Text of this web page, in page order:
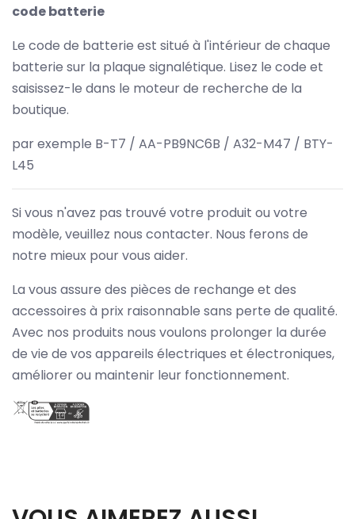
code batterie
Le code de batterie est situé à l'intérieur de chaque
batterie sur la plaque signalétique. Lisez le code et
saisissez-le dans le moteur de recherche de la
boutique.
par exemple B-T7 / AA-PB9NC6B / A32-M47 / BTY-
L45
Si vous n'avez pas trouvé votre produit ou votre
modèle, veuillez nous contacter. Nous ferons de
notre mieux pour vous aider.
La vous assure des pièces de rechange et des
accessoires à prix raisonnable sans perte de qualité.
Avec nos produits nous voulons prolonger la durée
de vie de vos appareils électriques et électroniques,
améliorer ou maintenir leur fonctionnement.